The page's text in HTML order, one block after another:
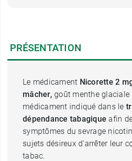
PRÉSENTATION
Le médicament Nicorette 2
mâcher, goût menthe glaciale
médicament indiqué dans le
dépendance tabagiqueafin
symptômes du sevrage
sujets désireux d'arrêter leur
tabac.